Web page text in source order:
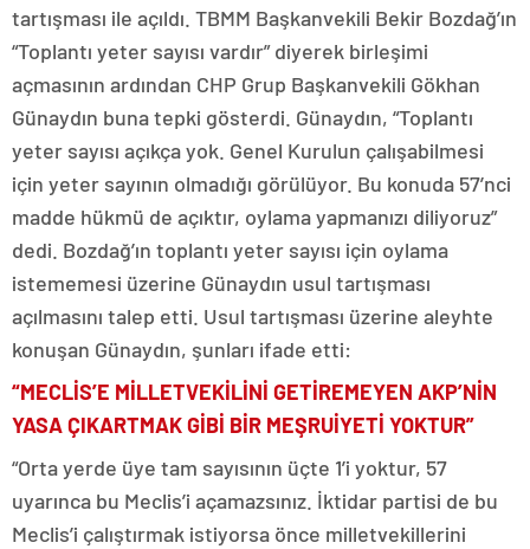
tartışması ile açıldı. TBMM Başkanvekili Bekir Bozdağ’ın
“Toplantı yeter sayısı vardır” diyerek birleşimi
açmasının ardından CHP Grup Başkanvekili Gökhan
Günaydın buna tepki gösterdi. Günaydın, “Toplantı
yeter sayısı açıkça yok. Genel Kurulun çalışabilmesi
için yeter sayının olmadığı görülüyor. Bu konuda 57’nci
madde hükmü de açıktır, oylama yapmanızı diliyoruz”
dedi. Bozdağ’ın toplantı yeter sayısı için oylama
istememesi üzerine Günaydın usul tartışması
açılmasını talep etti. Usul tartışması üzerine aleyhte
konuşan Günaydın, şunları ifade etti:
“MECLİS’E MİLLETVEKİLİNİ GETİREMEYEN AKP’NİN
YASA ÇIKARTMAK GİBİ BİR MEŞRUİYETİ YOKTUR”
“Orta yerde üye tam sayısının üçte 1’i yoktur, 57
uyarınca bu Meclis’i açamazsınız. İktidar partisi de bu
Meclis’i çalıştırmak istiyorsa önce milletvekillerini